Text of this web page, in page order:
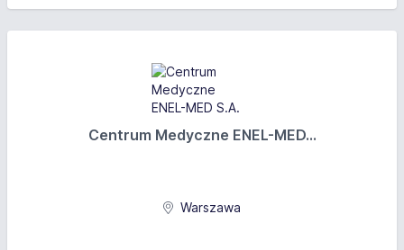
Centrum Medyczne ENEL-MED...
Warszawa